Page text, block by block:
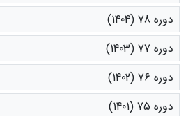
دوره 78 (1404)
دوره 77 (1403)
دوره 76 (1402)
دوره 75 (1401)